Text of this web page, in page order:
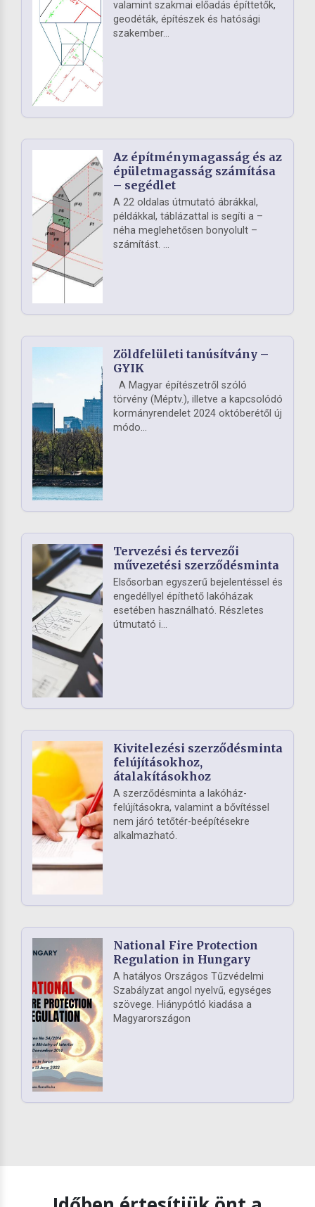
valamint szakmai előadás építtetők,
geodéták, építészek és hatósági
szakember...
Az építménymagasság és az
épületmagasság számítása
– segédlet
A 22 oldalas útmutató ábrákkal,
példákkal, táblázattal is segíti a –
néha meglehetősen bonyolult –
számítást. ...
Zöldfelületi tanúsítvány –
GYIK
A Magyar építészetről szóló
törvény (Méptv.), illetve a kapcsolódó
kormányrendelet 2024 októberétől új
módo...
Tervezési és tervezői
művezetési szerződésminta
Elsősorban egyszerű bejelentéssel és
engedéllyel építhető lakóházak
esetében használható. Részletes
útmutató i...
Kivitelezési szerződésminta
felújításokhoz,
átalakításokhoz
A szerződésminta a lakóház-
felújításokra, valamint a bővítéssel
nem járó tetőtér-beépítésekre
alkalmazható.
National Fire Protection
Regulation in Hungary
A hatályos Országos Tűzvédelmi
Szabályzat angol nyelvű, egységes
szövege. Hiánypótló kiadása a
Magyarországon